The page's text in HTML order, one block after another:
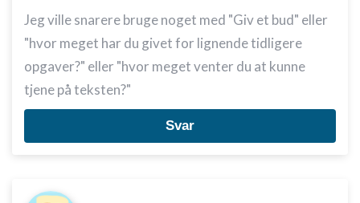
Jeg ville snarere bruge noget med "Giv et bud" eller
"hvor meget har du givet for lignende tidligere
opgaver?" eller "hvor meget venter du at kunne
tjene på teksten?"
Svar